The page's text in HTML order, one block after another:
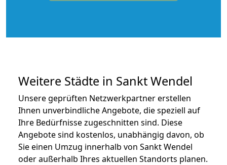
Weitere Städte in Sankt Wendel
Unsere geprüften Netzwerkpartner erstellen
Ihnen unverbindliche Angebote, die speziell auf
Ihre Bedürfnisse zugeschnitten sind. Diese
Angebote sind kostenlos, unabhängig davon, ob
Sie einen Umzug innerhalb von Sankt Wendel
oder außerhalb Ihres aktuellen Standorts planen.